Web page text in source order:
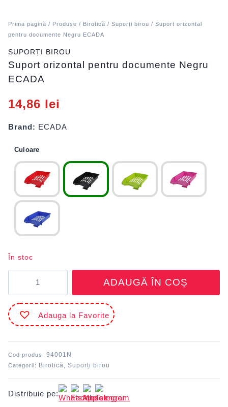
Prima pagină / Produse / Birotică / Suporți birou / Suport orizontal
pentru documente Negru ECADA
SUPORȚI BIROU
Suport orizontal pentru documente Negru
ECADA
14,86 lei
Brand: ECADA
Culoare
În stoc
orizontal
pentru
documente
Negru
ADAUGĂ ÎN COȘ
Adauga la Favorite
Cod produs: 94001N
Categorii: Birotică Suporți birou
Distribuie pe: